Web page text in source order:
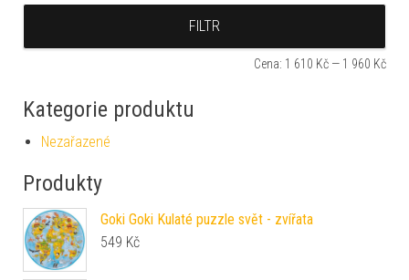
FILTR
Cena: 1 610 Kč — 1 960 Kč
Kategorie produktu
Nezařazené
Produkty
Goki Goki Kulaté puzzle svět - zvířata
549 Kč